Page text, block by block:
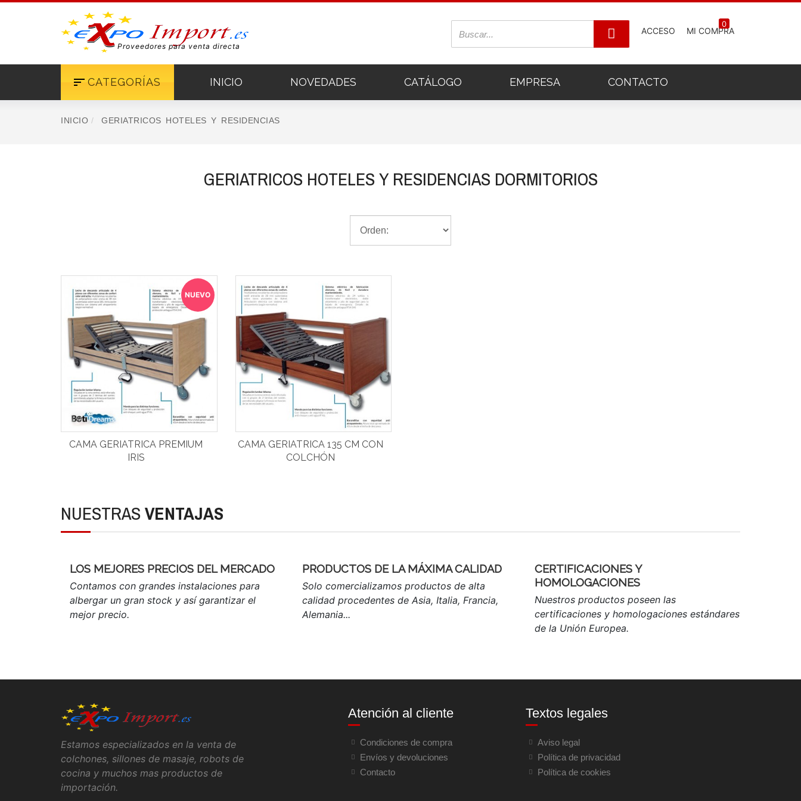
Proveedores para venta directa
ACCESO
0
MI COMPRA
INICIO NOVEDADES CATÁLOGO EMPRESA CONTACTO
CATEGORÍAS
INICIO GERIATRICOS HOTELES Y RESIDENCIAS
GERIATRICOS HOTELES Y RESIDENCIAS DORMITORIOS
NUEVO
CAMA GERIATRICA PREMIUM
IRIS
CAMA GERIATRICA 135 CM CON
COLCHÓN
NUESTRAS VENTAJAS
LOS MEJORES PRECIOS DEL MERCADO
Contamos con grandes instalaciones para
albergar un gran stock y así garantizar el
mejor precio.
PRODUCTOS DE LA MÁXIMA CALIDAD
Solo comercializamos productos de alta
calidad procedentes de Asia, Italia, Francia,
Alemania...
CERTIFICACIONES Y
HOMOLOGACIONES
Nuestros productos poseen las
certificaciones y homologaciones estándares
de la Unión Europea.
Estamos especializados en la venta de
colchones, sillones de masaje, robots de
cocina y muchos mas productos de
importación.
Atención al cliente
Condiciones de compra
Envíos y devoluciones
Contacto
Textos legales
Aviso legal
Política de privacidad
Política de cookies